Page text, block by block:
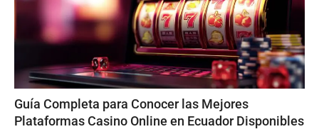
Guía Completa para Conocer las Mejores
Plataformas Casino Online en Ecuador Disponibles